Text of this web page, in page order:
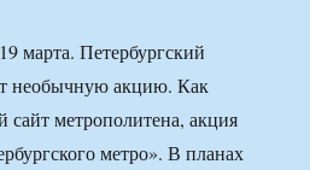
Петербургский
необычную акцию. Как
метрополитена, акция
метро». В планах